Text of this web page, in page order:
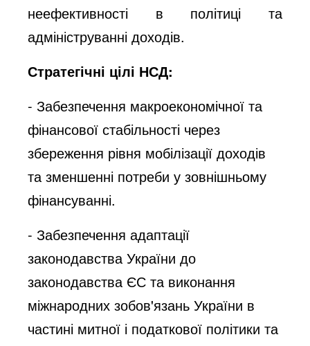
неефективності в політиці та
адмініструванні доходів.
Стратегічні цілі НСД:
- Забезпечення макроекономічної та
фінансової стабільності через
збереження рівня мобілізації доходів
та зменшенні потреби у зовнішньому
фінансуванні.
- Забезпечення адаптації
законодавства України до
законодавства ЄС та виконання
міжнародних зобов'язань України в
частині митної і податкової політики та